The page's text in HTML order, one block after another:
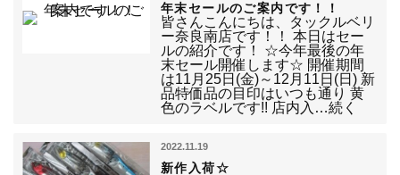
年末セールのご案内です！！
皆さんこんにちは、タックルベリ
ー奈良南店です！！ 本日はセー
ルの紹介です！ ☆今年最後の年
末セール開催します☆ 開催期間
は11月25日(金)～12月11日(日) 新
品特価品の目印はいつも通り 黄
色のラベルです!! 店内入…続く
2022.11.19
新作入荷☆